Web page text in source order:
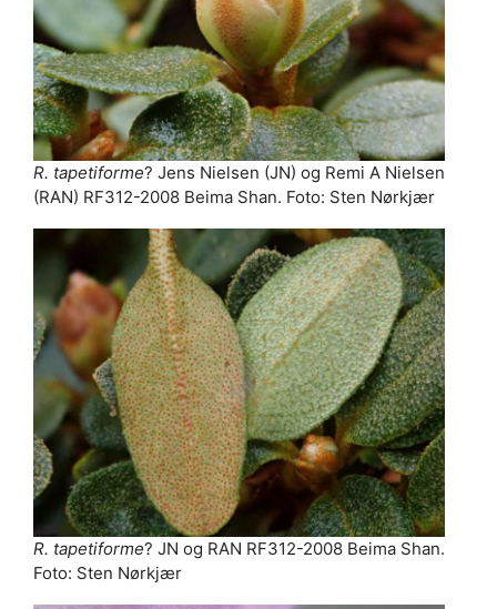
R. tapetiforme? Jens Nielsen (JN) og Remi A Nielsen
(RAN) RF312-2008 Beima Shan. Foto: Sten Nørkjær
R. tapetiforme? JN og RAN RF312-2008 Beima Shan.
Foto: Sten Nørkjær